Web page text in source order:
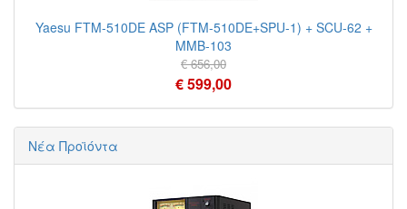
Yaesu FTM-510DE ASP (FTM-510DE+SPU-1) + SCU-62 +
MMB-103
€ 656,00
€ 599,00
Νέα Προϊόντα